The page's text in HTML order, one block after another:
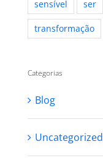
sensível ser
transformação
Categorias
Blog
Uncategorized